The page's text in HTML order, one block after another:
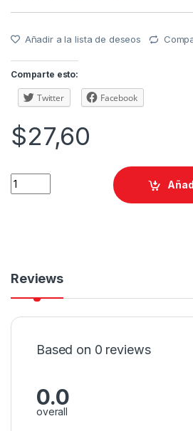
Añadir a la lista de deseos
Comparte esto:
Twitter Facebook
$27,60
Reviews
Based on 0 reviews
0.0
overall